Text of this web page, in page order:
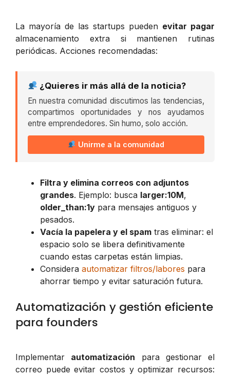
La mayoría de las startups pueden evitar pagar
almacenamiento extra si mantienen rutinas
periódicas. Acciones recomendadas:
¿Quieres ir más allá de la noticia?
En nuestra comunidad discutimos las tendencias,
compartimos oportunidades y nos ayudamos
entre emprendedores. Sin humo, solo acción.
Unirme a la comunidad
Filtra y elimina correos con adjuntos
grandes. Ejemplo: busca larger:10M,
older_than:1y para mensajes antiguos y
pesados.
Vacía la papelera y el spam tras eliminar: el
espacio solo se libera definitivamente
cuando estas carpetas están limpias.
Considera automatizar filtros/labores para
ahorrar tiempo y evitar saturación futura.
Automatización y gestión eficiente
para founders
Implementar automatización para gestionar el
correo puede evitar costos y optimizar recursos: